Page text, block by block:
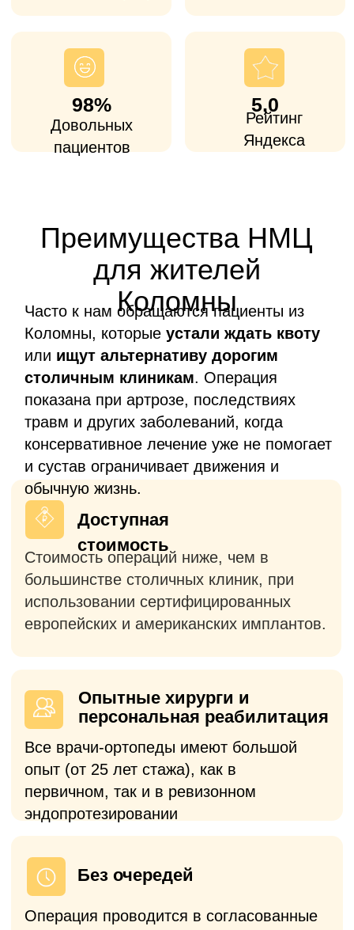
Предусмотрена возможность
бесплатной госпитализации в
комфортабельную палату на кануне
операции
Госпитализация
накануне — бесплатно
Операция проводится в согласованные
сроки без долгого ожидания, в отличие
от клиник столицы выполняющих
операции по ОМС или квоте (ВМП).
Без очередей
Стоимость операций ниже, чем в
большинстве столичных клиник, при
использовании сертифицированных
европейских и американских имплантов.
Доступная
стоимость
С вами на связи наши врачи, а все
вопросы по госпитализации курирует
эндопротезировании
Опытные хирурги и
Используем только
многолетним опытом использования в
мировой практике и доказанной
эффективностью.
импланты
Выберете формат консультации в
зависимости от ваших потребностей
Платный прием